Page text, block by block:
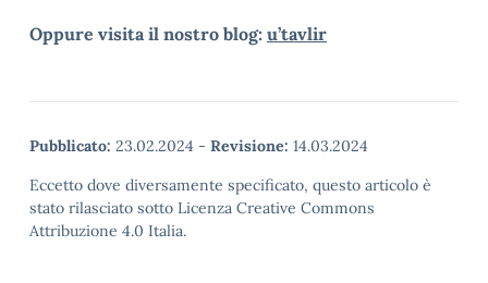
Oppure visita il nostro blog: u’tavlir
Pubblicato: 23.02.2024 - Revisione: 14.03.2024
Eccetto dove diversamente specificato, questo articolo è
stato rilasciato sotto Licenza Creative Commons
Attribuzione 4.0 Italia.